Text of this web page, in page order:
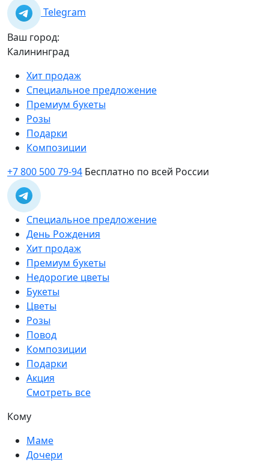
Telegram
Ваш город:
Калининград
Хит продаж
Специальное предложение
Премиум букеты
Розы
Подарки
Композиции
+7 800 500 79-94 Бесплатно по всей России
Специальное предложение
День Рождения
Хит продаж
Премиум букеты
Недорогие цветы
Букеты
Цветы
Розы
Повод
Композиции
Подарки
Акция
Смотреть все
Кому
Маме
Дочери